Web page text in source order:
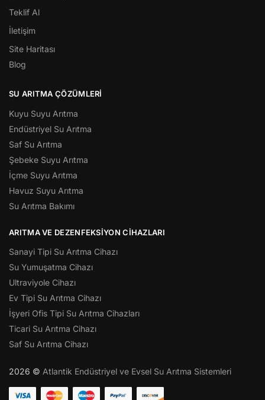
Teklif Al
İletişim
Site Haritası
Blog
SU ARITMA ÇÖZÜMLERI
Kuyu Suyu Arıtma
Endüstriyel Su Arıtma
Saf Su Arıtma
Şebeke Suyu Arıtma
İçme Suyu Arıtma
Havuz Suyu Arıtma
Su Arıtma Bakımı
ARITMA VE DEZENFEKSIYON CIHAZLARI
Sanayi Tipi Su Arıtma Cihazı
Su Yumuşatma Cihazı
Ultraviyole Cihazı
Ev Tipi Su Arıtma Cihazı
İşyeri Ofis Tipi Su Arıtma Cihazları
Ticari Su Arıtma Cihazı
Saf Su Arıtma Cihazı
2026 © Atlantik Endüstriyel ve Evsel Su Arıtma Sistemleri